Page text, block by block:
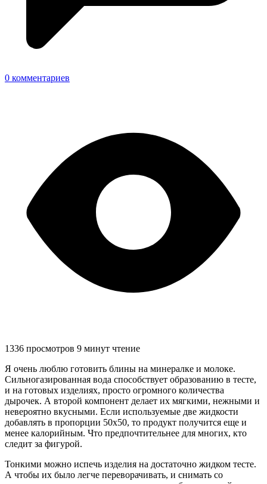
0 комментариев
1336 просмотров 9 минут чтение
Я очень люблю готовить блины на минералке и молоке.
Сильногазированная вода способствует образованию в тесте,
и на готовых изделиях, просто огромного количества
дырочек. А второй компонент делает их мягкими, нежными и
невероятно вкусными. Если используемые две жидкости
добавлять в пропорции 50х50, то продукт получится еще и
менее калорийным. Что предпочтительнее для многих, кто
следит за фигурой.
Тонкими можно испечь изделия на достаточно жидком тесте.
А чтобы их было легче переворачивать, и снимать со